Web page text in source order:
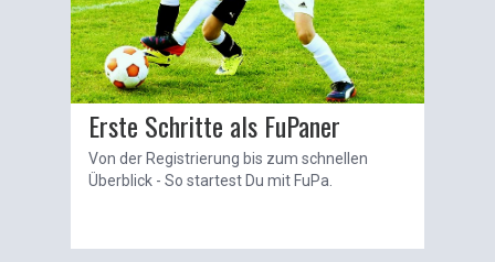
Erste Schritte als FuPaner
Von der Registrierung bis zum schnellen
Überblick - So startest Du mit FuPa.